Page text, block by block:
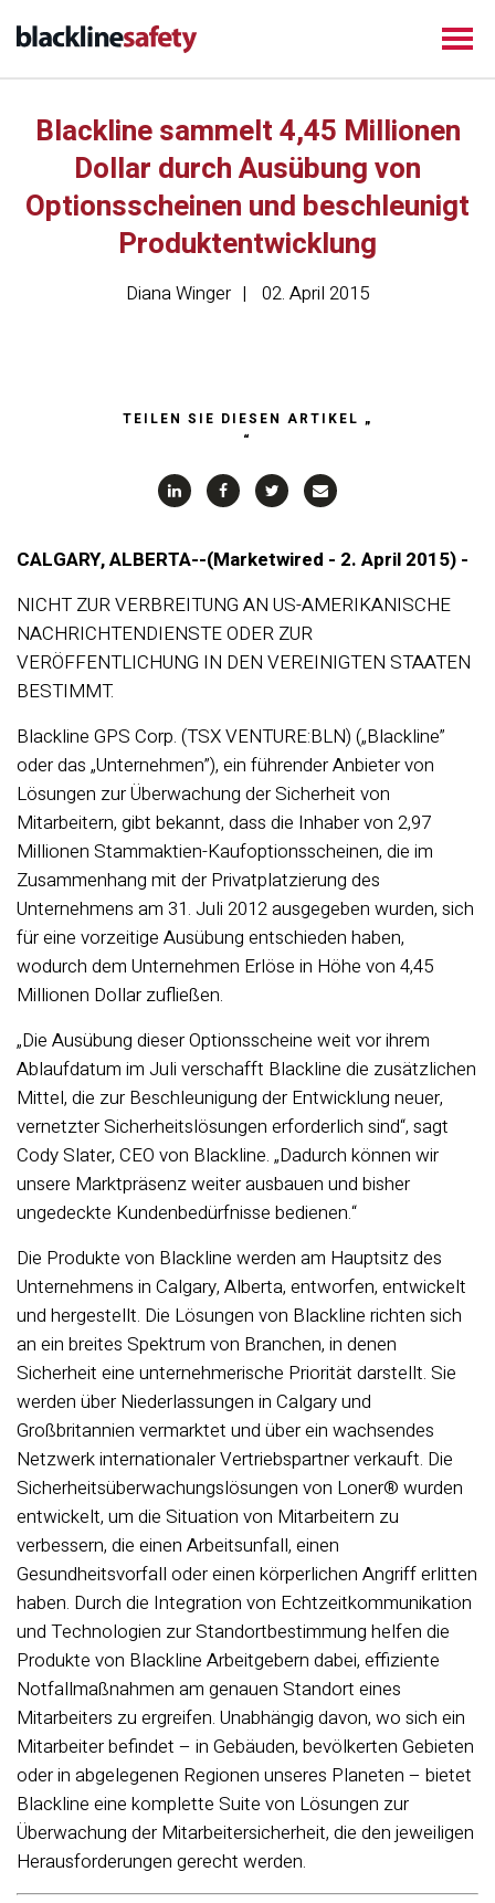
Blackline sammelt 4,45 Millionen
Dollar durch Ausübung von
Optionsscheinen und beschleunigt
Produktentwicklung
Diana Winger 02. April 2015
TEILEN SIE DIESEN ARTIKEL „
“
CALGARY, ALBERTA--(Marketwired - 2. April 2015) -
NICHT ZUR VERBREITUNG AN US-AMERIKANISCHE
NACHRICHTENDIENSTE ODER ZUR
VERÖFFENTLICHUNG IN DEN VEREINIGTEN STAATEN
BESTIMMT.
Blackline GPS Corp. (TSX VENTURE:BLN) („Blackline”
oder das „Unternehmen”), ein führender Anbieter von
Lösungen zur Überwachung der Sicherheit von
Mitarbeitern, gibt bekannt, dass die Inhaber von 2,97
Millionen Stammaktien-Kaufoptionsscheinen, die im
Zusammenhang mit der Privatplatzierung des
Unternehmens am 31. Juli 2012 ausgegeben wurden, sich
für eine vorzeitige Ausübung entschieden haben,
wodurch dem Unternehmen Erlöse in Höhe von 4,45
Millionen Dollar zufließen.
„Die Ausübung dieser Optionsscheine weit vor ihrem
Ablaufdatum im Juli verschafft Blackline die zusätzlichen
Mittel, die zur Beschleunigung der Entwicklung neuer,
vernetzter Sicherheitslösungen erforderlich sind“, sagt
Cody Slater, CEO von Blackline. „Dadurch können wir
unsere Marktpräsenz weiter ausbauen und bisher
ungedeckte Kundenbedürfnisse bedienen.“
Die Produkte von Blackline werden am Hauptsitz des
Unternehmens in Calgary, Alberta, entworfen, entwickelt
und hergestellt. Die Lösungen von Blackline richten sich
an ein breites Spektrum von Branchen, in denen
Sicherheit eine unternehmerische Priorität darstellt. Sie
werden über Niederlassungen in Calgary und
Großbritannien vermarktet und über ein wachsendes
Netzwerk internationaler Vertriebspartner verkauft. Die
Sicherheitsüberwachungslösungen von Loner® wurden
entwickelt, um die Situation von Mitarbeitern zu
verbessern, die einen Arbeitsunfall, einen
Gesundheitsvorfall oder einen körperlichen Angriff erlitten
haben. Durch die Integration von Echtzeitkommunikation
und Technologien zur Standortbestimmung helfen die
Produkte von Blackline Arbeitgebern dabei, effiziente
Notfallmaßnahmen am genauen Standort eines
Mitarbeiters zu ergreifen. Unabhängig davon, wo sich ein
Mitarbeiter befindet – in Gebäuden, bevölkerten Gebieten
oder in abgelegenen Regionen unseres Planeten – bietet
Blackline eine komplette Suite von Lösungen zur
Überwachung der Mitarbeitersicherheit, die den jeweiligen
Herausforderungen gerecht werden.